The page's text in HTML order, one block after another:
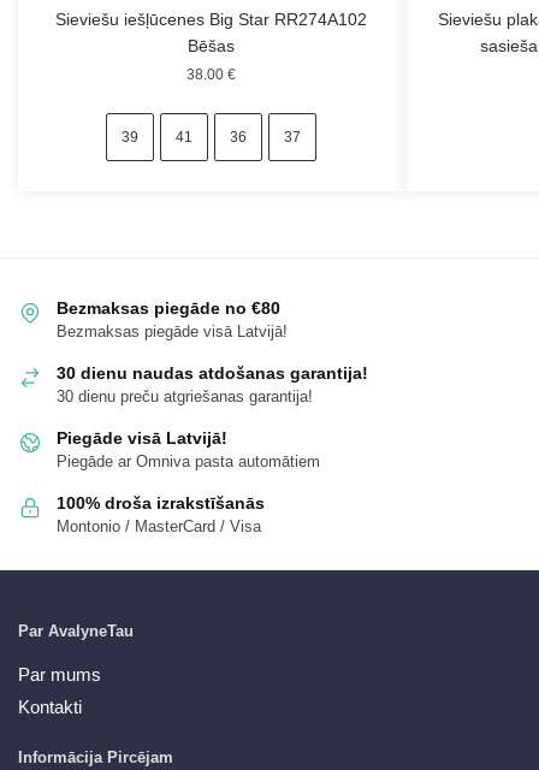
Sieviešu iešļūcenes Big Star RR274A102
Bēšas
38.00 €
39 41 36 37
Sieviešu
Bezmaksas piegāde no €80
Bezmaksas piegāde visā Latvijā!
30 dienu naudas atdošanas garantija!
30 dienu preču atgriešanas garantija!
Piegāde visā Latvijā!
Piegāde ar Omniva pasta automātiem
100% droša izrakstīšanās
Montonio / MasterCard / Visa
Par AvalyneTau
Par mums
Kontakti
Informācija Pircējam